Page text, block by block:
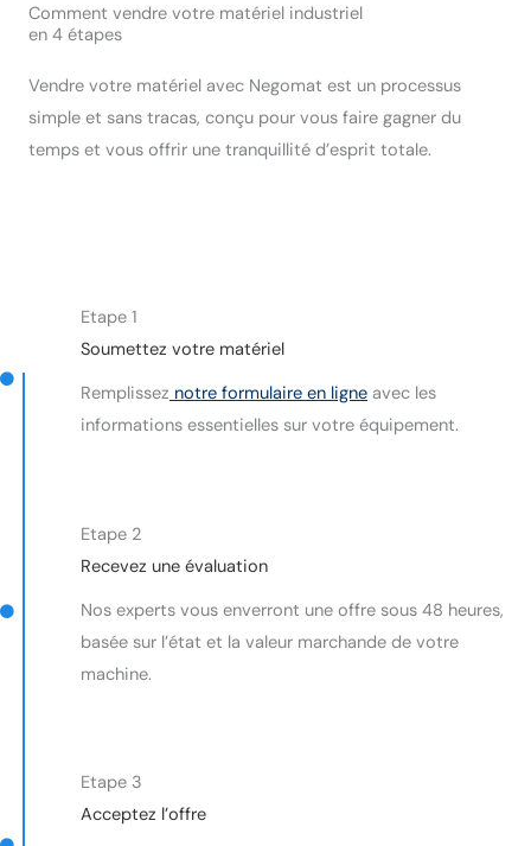
Comment vendre votre matériel industriel
en 4 étapes
Vendre votre matériel avec Negomat est un processus
simple et sans tracas, conçu pour vous faire gagner du
temps et vous offrir une tranquillité d’esprit totale.
Etape 1
Soumettez votre matériel
Remplissez notre formulaire en ligne avec les
informations essentielles sur votre équipement.
Etape 2
Recevez une évaluation
Nos experts vous enverront une offre sous 48 heures,
basée sur l’état et la valeur marchande de votre
machine.
Etape 3
Acceptez l’offre